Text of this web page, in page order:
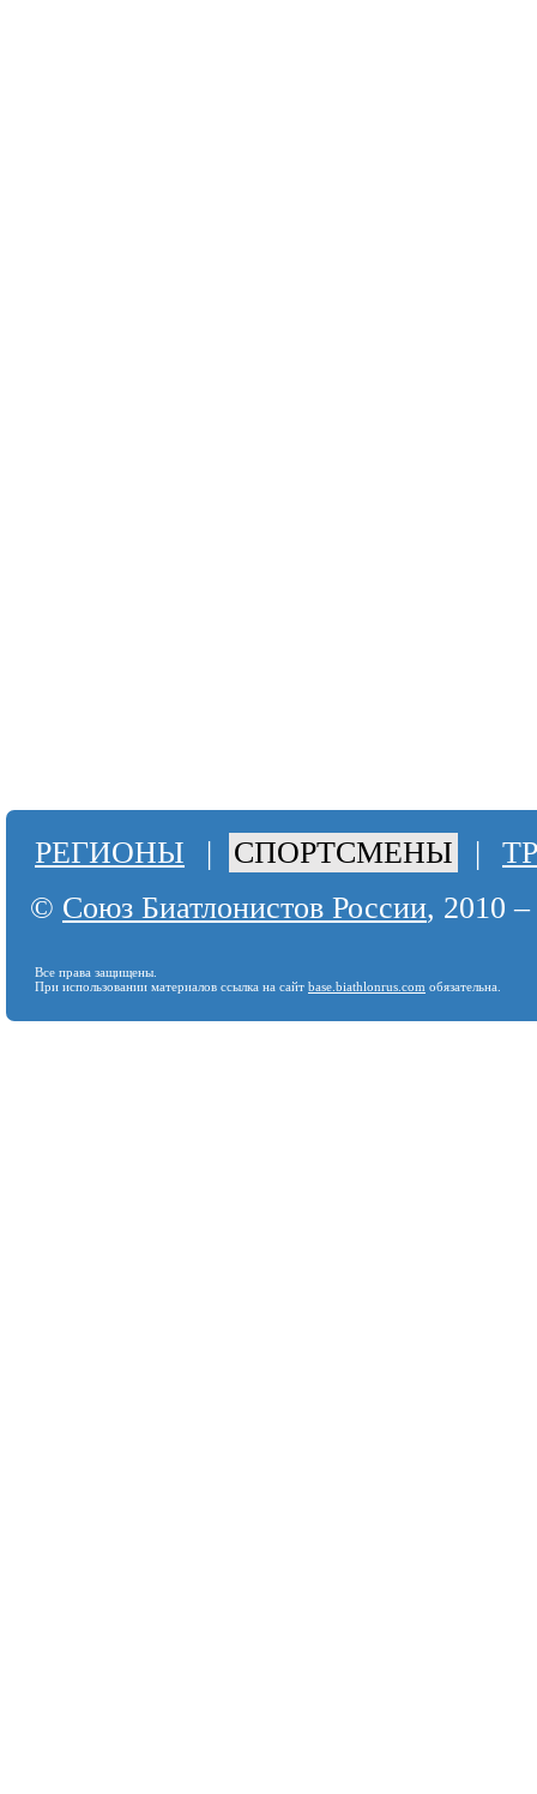
РЕГИОНЫ | СПОРТСМЕНЫ |
© Союз Биатлонистов России, 2010
Все права защищены.
При использовании материалов ссылка на сайт base.biathlonrus.com обязательна.